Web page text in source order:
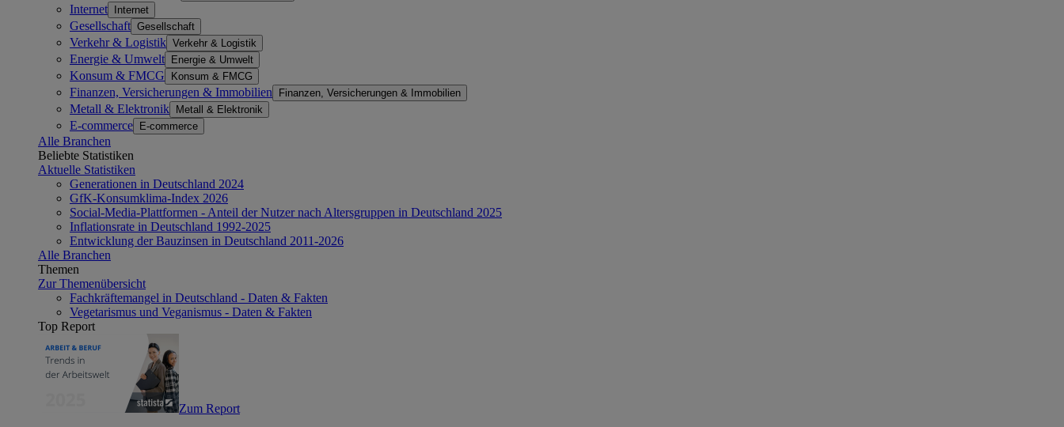
Internet Internet
Gesellschaft Gesellschaft
Verkehr & Logistik Verkehr & Logistik
Energie & Umwelt Energie & Umwelt
Konsum & FMCG Konsum & FMCG
Finanzen, Versicherungen & Immobilien Finanzen, Versicherungen & Immobilien
Metall & Elektronik Metall & Elektronik
E-commerce E-commerce
Alle Branchen
Beliebte Statistiken
Aktuelle Statistiken
Generationen in Deutschland 2024
GfK-Konsumklima-Index 2026
Social-Media-Plattformen - Anteil der Nutzer nach Altersgruppen in Deutschland 2025
Inflationsrate in Deutschland 1992-2025
Entwicklung der Bauzinsen in Deutschland 2011-2026
Alle Branchen
Themen
Zur Themenübersicht
Fachkräftemangel in Deutschland - Daten & Fakten
Vegetarismus und Veganismus - Daten & Fakten
Top Report
Zum Report